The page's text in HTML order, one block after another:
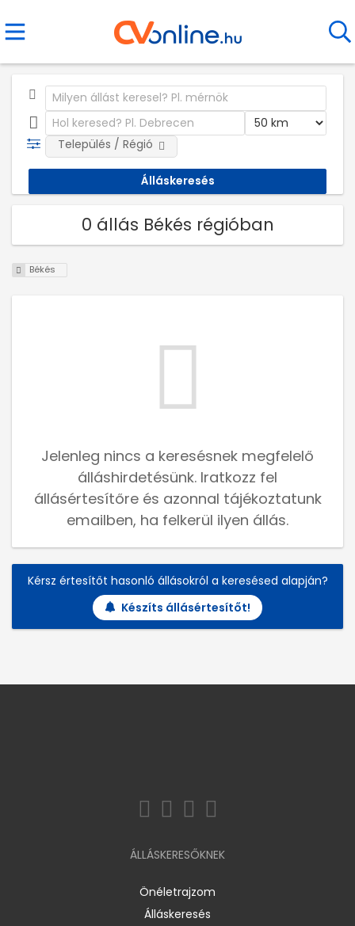
Település / Régió
0 állás Békés régióban
Békés
Jelenleg nincs a keresésnek megfelelő
álláshirdetésünk. Iratkozz fel
állásértesítőre és azonnal tájékoztatunk
emailben, ha felkerül ilyen állás.
Kérsz értesítőt hasonló állásokról a keresésed alapján?
Készíts állásértesítőt!
ÁLLÁSKERESŐKNEK
Önéletrajzom
Álláskeresés